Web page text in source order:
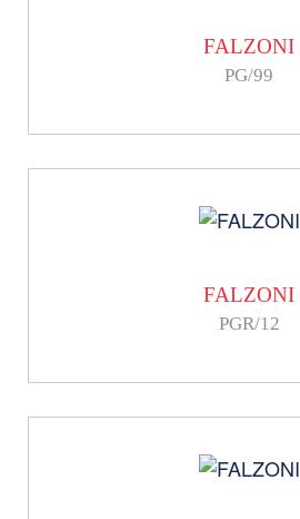
FALZONI
PG/99
FALZONI
PGR/12